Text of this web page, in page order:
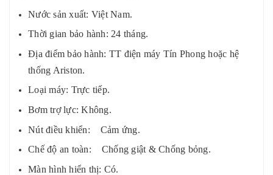
Nước sản xuất: Việt Nam.
Thời gian bảo hành: 24 tháng.
Địa điểm bảo hành: TT điện máy Tín Phong hoặc hệ
thống Ariston.
Loại máy: Trực tiếp.
Bơm trợ lực: Không.
Nút điều khiển: Cảm ứng.
Chế độ an toàn: Chống giật & Chống bỏng.
Màn hình hiển thị: Có.